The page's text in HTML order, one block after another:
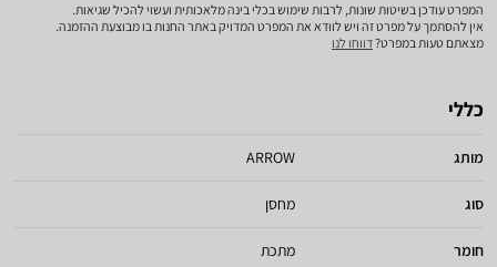
המפרט עודכן בשיטות שונות, לרבות שימוש בכלי בינה מלאכותית ועשוי להכיל שגיאות.
אין להסתמך על מפרט זה ויש לוודא את המפרט המדויק באתר החנות בו מבוצעת ההזמנה.
מצאתם טעות במפרט?דווחו לנו
כללי
מותג ARROW
סוג מחסן
חומר מתכת